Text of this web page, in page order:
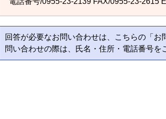
回答が必要なお問い合わせは、こちらの「
問い合わせの際は、氏名・住所・電話番号を